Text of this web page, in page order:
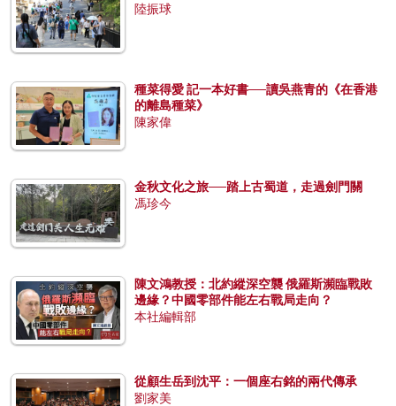
陸振球
種菜得愛 記一本好書──讀吳燕青的《在香港
的離島種菜》
陳家偉
金秋文化之旅──踏上古蜀道，走過劍門關
馮珍今
陳文鴻教授：北約縱深空襲 俄羅斯瀕臨戰敗
邊緣？中國零部件能左右戰局走向？
本社編輯部
從顧生岳到沈平：一個座右銘的兩代傳承
劉家美